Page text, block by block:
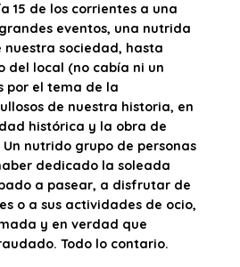
15 de los corrientes a una
eventos, una nutrida
nuestra sociedad, hasta
del local (no cabía ni un
por el tema de la
de nuestra historia, en
histórica y la obra de
nutrido grupo de personas
dedicado la soleada
a pasear, a disfrutar de
o a sus actividades de ocio,
y en verdad que
Todo lo contario.